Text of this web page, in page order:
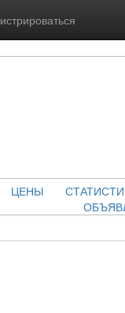
ЦЕНЫ